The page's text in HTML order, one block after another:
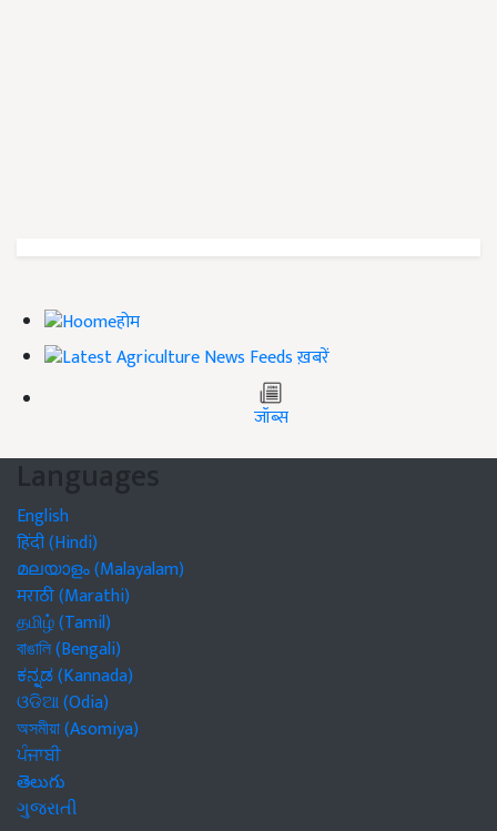
होम
ख़बरें
जॉब्स
Languages
English
हिंदी (Hindi)
മലയാളം (Malayalam)
मराठी (Marathi)
தமிழ் (Tamil)
বাঙালি (Bengali)
ಕನ್ನಡ (Kannada)
ଓଡିଆ (Odia)
অসমীয়া (Asomiya)
ਪੰਜਾਬੀ
తెలుగు
ગુજરાતી